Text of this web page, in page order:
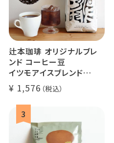
辻本珈琲 オリジナルブレ
ンド コーヒー豆
イツモアイスブレンド
500g
アイスコーヒーにオススメ
大容量 毎日のコーヒーに
業務用 水出
煎りたて 新鮮コーヒー豆
自家焙煎
1,576